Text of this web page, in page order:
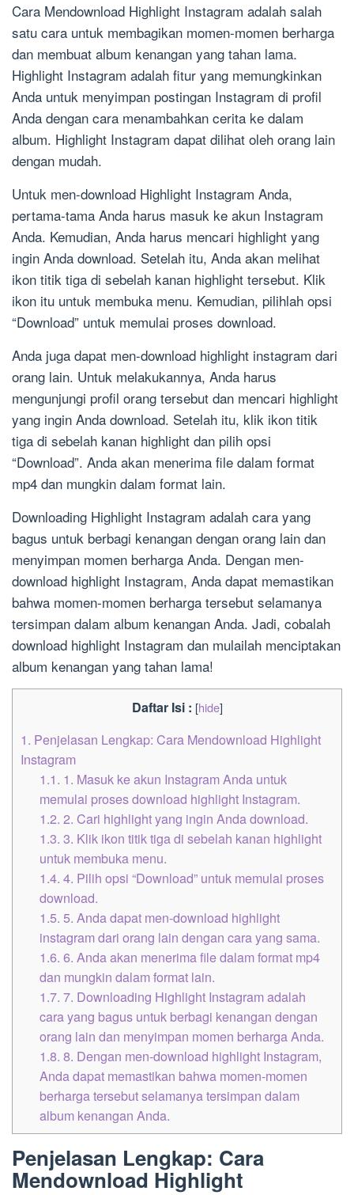
Cara Mendownload Highlight Instagram adalah salah
satu cara untuk membagikan momen-momen berharga
dan membuat album kenangan yang tahan lama.
Highlight Instagram adalah fitur yang memungkinkan
Anda untuk menyimpan postingan Instagram di profil
Anda dengan cara menambahkan cerita ke dalam
album. Highlight Instagram dapat dilihat oleh orang lain
dengan mudah.
Untuk men-download Highlight Instagram Anda,
pertama-tama Anda harus masuk ke akun Instagram
Anda. Kemudian, Anda harus mencari highlight yang
ingin Anda download. Setelah itu, Anda akan melihat
ikon titik tiga di sebelah kanan highlight tersebut. Klik
ikon itu untuk membuka menu. Kemudian, pilihlah opsi
“Download” untuk memulai proses download.
Anda juga dapat men-download highlight instagram dari
orang lain. Untuk melakukannya, Anda harus
mengunjungi profil orang tersebut dan mencari highlight
yang ingin Anda download. Setelah itu, klik ikon titik
tiga di sebelah kanan highlight dan pilih opsi
“Download”. Anda akan menerima file dalam format
mp4 dan mungkin dalam format lain.
Downloading Highlight Instagram adalah cara yang
bagus untuk berbagi kenangan dengan orang lain dan
menyimpan momen berharga Anda. Dengan men-
download highlight Instagram, Anda dapat memastikan
bahwa momen-momen berharga tersebut selamanya
tersimpan dalam album kenangan Anda. Jadi, cobalah
download highlight Instagram dan mulailah menciptakan
album kenangan yang tahan lama!
Daftar Isi : [hide]
1. Penjelasan Lengkap: Cara Mendownload Highlight
Instagram
1.1. 1. Masuk ke akun Instagram Anda untuk
memulai proses download highlight Instagram.
1.2. 2. Cari highlight yang ingin Anda download.
1.3. 3. Klik ikon titik tiga di sebelah kanan highlight
untuk membuka menu.
1.4. 4. Pilih opsi “Download” untuk memulai proses
download.
1.5. 5. Anda dapat men-download highlight
instagram dari orang lain dengan cara yang sama.
1.6. 6. Anda akan menerima file dalam format mp4
dan mungkin dalam format lain.
1.7. 7. Downloading Highlight Instagram adalah
cara yang bagus untuk berbagi kenangan dengan
orang lain dan menyimpan momen berharga Anda.
1.8. 8. Dengan men-download highlight Instagram,
Anda dapat memastikan bahwa momen-momen
berharga tersebut selamanya tersimpan dalam
album kenangan Anda.
Penjelasan Lengkap: Cara
Mendownload Highlight